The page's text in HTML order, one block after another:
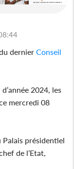
dernierConseil
2024, les
mercredi 08
Palais présidentiel
de l’Etat,